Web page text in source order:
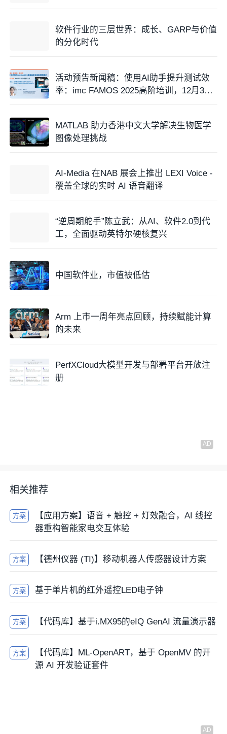
软件行业的三层世界：成长、GARP与价值
的分化时代
活动预告新闻稿：使用AI助手提升测试效
率：imc FAMOS 2025高阶培训，12月3日
MATLAB 助力香港中文大学解决生物医学
图像处理挑战
AI-Media 在NAB 展会上推出 LEXI Voice -
覆盖全球的实时 AI 语音翻译
“逆周期舵手”陈立武：从AI、软件2.0到代
工，全面驱动英特尔硬核复兴
中国软件业，市值被低估
Arm 上市一周年亮点回顾，持续赋能计算
的未来
PerfXCloud大模型开发与部署平台开放注
册
相关推荐
方案
【应用方案】语音 + 触控 + 灯效融合，AI 线控
器重构智能家电交互体验
方案 【德州仪器 (TI)】移动机器人传感器设计方案
方案 基于单片机的红外遥控LED电子钟
方案 【代码库】基于i.MX95的eIQ GenAI 流量演示器
方案
【代码库】ML-OpenART，基于 OpenMV 的开
源 AI 开发验证套件